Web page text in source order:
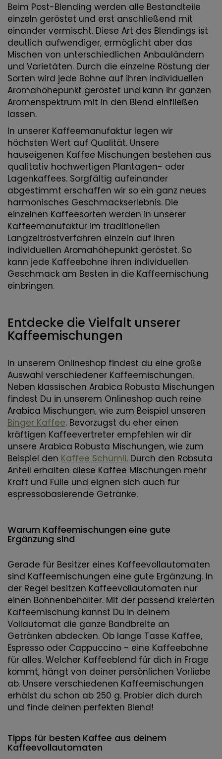
Beim Post-Blending werden alle Bestandteile
einzeln geröstet und erst anschließend mit
einander vermischt. Diese Art des Blendings ist
deutlich aufwendiger, ermöglicht aber das
Mischen von unterschiedlichen Anbauländern
und Varietäten. Durch die einzelne Röstung der
Sorten wird jede Bohne auf ihren individuellen
Aromahöhepunkt geröstet und kann ihr ganzen
Aromenspektrum mit in den Blend einfließen
lassen.
In unserer Kaffeemanufaktur legen wir
höchsten Wert auf Qualität. Unsere
hauseigenen Kaffee Mischungen bestehen aus
qualitativ hochwertigen Plantagen- oder
Lagenkaffees. Sorgfältig aufeinander
abgestimmt erschaffen wir so ein ganz neues
harmonisches Geschmackserlebnis. Die
einzelnen Kaffeesorten werden in unserer
Kaffeemanufaktur im traditionellen
Langzeitröstverfahren einzeln auf ihren
individuellen Aromahöhepunkt geröstet. So
kann jede Kaffeebohne ihren individuellen
Geschmack am Besten in die Kaffeemischung
einbringen.
Entdecke die Vielfalt unserer
Kaffeemischungen
In unserem Onlineshop findest du eine große
Auswahl verschiedener Kaffeemischungen.
Neben klassischen Arabica Robusta Mischungen
findest Du in unserem Onlineshop auch reine
Arabica Mischungen, wie zum Beispiel unseren
Binger Kaffee. Bevorzugst du eher einen
kräftigen Kaffeevertreter empfehlen wir dir
unsere Arabica Robusta Mischungen, wie zum
Beispiel den Kaffee Schümli. Durch den Robsuta
Anteil erhalten diese Kaffee Mischungen mehr
Kraft und Fülle und eignen sich auch für
espressobasierende Getränke.
Warum Kaffeemischungen eine gute
Ergänzung sind
Gerade für Besitzer eines Kaffeevollautomaten
sind Kaffeemischungen eine gute Ergänzung. In
der Regel besitzen Kaffeevollautomaten nur
einen Bohnenbehälter. Mit der passend kreierten
Kaffeemischung kannst Du in deinem
Vollautomat die ganze Bandbreite an
Getränken abdecken. Ob lange Tasse Kaffee,
Espresso oder Cappuccino - eine Kaffeebohne
für alles. Welcher Kaffeeblend für dich in Frage
kommt, hängt von deiner persönlichen Vorliebe
ab. Unsere verschiedenen Kaffeemischungen
erhälst du schon ab 250 g. Probier dich durch
und finde deinen perfekten Blend!
Tipps für besten Kaffee aus deinem
Kaffeevollautomaten